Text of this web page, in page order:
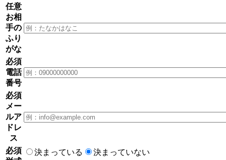
任意
お相
手の
ふり
がな
必須
電話
番号
必須
メー
ルア
ドレ
ス
必須
決まっている 決まっていない